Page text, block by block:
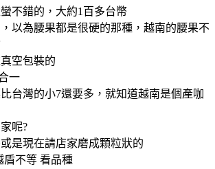
不錯的，大約1百多台幣
以為腰果都是很硬的那種，越南的腰果不
空包裝的
一
台灣的小7還要多，就知道越南是個產咖
呢?
是現在請店家磨成顆粒狀的
盾不等 看品種